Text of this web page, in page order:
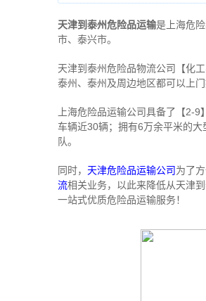
天津到泰州危险品运输是上海危
市、泰兴市。
天津到泰州危险品物流公司【化
泰州、泰州及周边地区都可以上门
上海危险品运输公司具备了【2-
车辆近30辆；拥有6万余平米的
队。
同时， 天津危险品运输公司为了
流相关业务，以此来降低从天津
一站式优质危险品运输服务！